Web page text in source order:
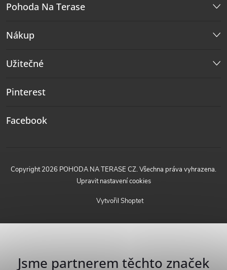
Pohoda Na Terase
Nákup
Užitečné
Pinterest
Facebook
Vytvořil Shoptet
Copyright 2026 POHODA NA TERASE CZ. Všechna práva vyhrazena.
Upravit nastavení cookies
Jsme partnerem těchto značek